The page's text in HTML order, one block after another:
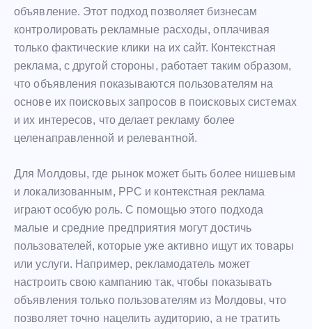
объявление. Этот подход позволяет бизнесам
контролировать рекламные расходы, оплачивая
только фактические клики на их сайт. Контекстная
реклама, с другой стороны, работает таким образом,
что объявления показываются пользователям на
основе их поисковых запросов в поисковых системах
и их интересов, что делает рекламу более
целенаправленной и релевантной.
Для Молдовы, где рынок может быть более нишевым
и локализованным, PPC и контекстная реклама
играют особую роль. С помощью этого подхода
малые и средние предприятия могут достичь
пользователей, которые уже активно ищут их товары
или услуги. Например, рекламодатель может
настроить свою кампанию так, чтобы показывать
объявления только пользователям из Молдовы, что
позволяет точно нацелить аудиторию, а не тратить